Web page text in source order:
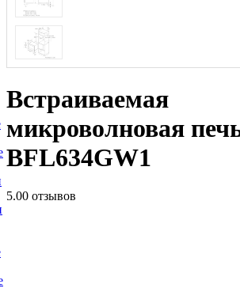
Встраиваемая
микроволновая
BFL634GW1
5.00 отзывов